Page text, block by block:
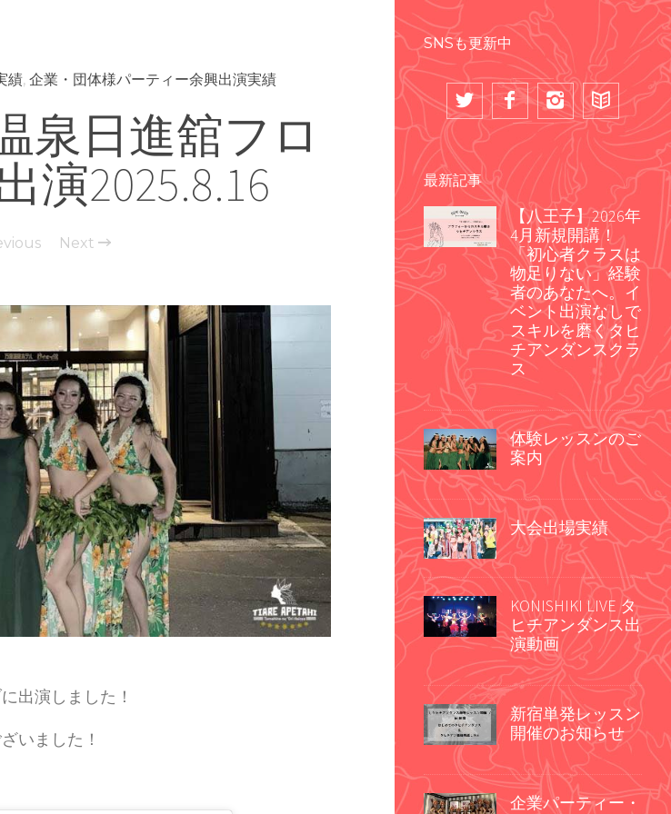
績, 企業・団体様パーティー余興出演実績
泉日進舘フロ
演2025.8.16
Next
出演しました！
いました！
SNSも更新中
最新記事
【八王子】2026年
4月新規開講！
「初心者クラスは
物足りない」経験
者のあなたへ。イ
ベント出演なしで
スキルを磨くタヒ
チアンダンスクラ
ス
体験レッスンのご
案内
大会出場実績
KONISHIKI LIVE タ
ヒチアンダンス出
演動画
新宿単発レッスン
開催のお知らせ
企業パーティー・